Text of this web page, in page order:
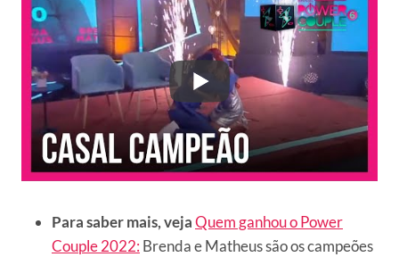
Para saber mais, vejaQuem ganhou o Power
Couple 2022: Brenda e Matheus são os campeões